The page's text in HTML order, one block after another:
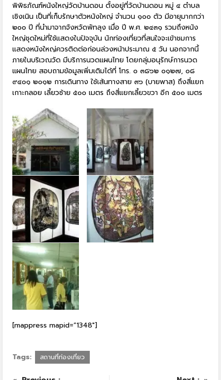
พิพิธภัณฑ์หนังใหญ่วัดบ้านดอน ตั้งอยู่ที่วัดบ้านดอน หมู่ ๔ ตำบล
เชิงเนิน เป็นที่เก็บรักษาตัวหนังใหญ่ จำนวน ๑๐๐ ตัว มีอายุมากกว่า
๒๐๐ ปี ที่นำมาจากจังหวัดพัทลุง เมื่อ ปี พ.ศ. ๒๔๓๑ รวมถึงหนัง
ใหญ่ชุดใหม่ที่ใช้แสดงในปัจจุบัน นักท่องเที่ยวที่สนใจจะเข้าชมการ
แสดงหนังใหญ่ควรติดต่อก่อนล่วงหน้าประมาณ ๕ วัน นอกจากนี้
ภายในบริเวณวัด มีบริการนวดแผนไทย โดยกลุ่มอนุรักษ์การนวด
แผนไทย สอบถามข้อมูลเพิ่มเติมได้ที่ โทร. ๐ ๓๘๖๒ ๐๑๒๗, ๐๘
๙๔๐๑ ๒๐๑๒ การเดินทาง ใช้เส้นทางสาย ๓๖ (บายพาส) ถึงสี่แยก
เกาะกลอย เลี้ยวซ้าย ๕๐๐ เมตร ถึงสี่แยกเลี้ยวขวา อีก ๕๐๐ เมตร
[mappress mapid=”1348″]
Tags: สถานที่ท่องเที่ยว